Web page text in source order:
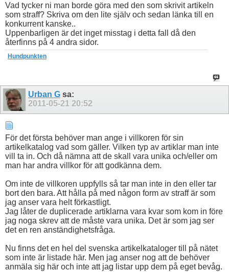
Vad tycker ni man borde göra med den som skrivit artikeln
som straff? Skriva om den lite själv och sedan länka till en
konkurrent kanske..
Uppenbarligen är det inget misstag i detta fall då den
återfinns på 4 andra sidor.
Hundpunkten
Urban G sa:
2011-05-21 20:52
För det första behöver man ange i villkoren för sin
artikelkatalog vad som gäller. Vilken typ av artiklar man inte
vill ta in. Och då nämna att de skall vara unika och/eller om
man har andra villkor för att godkänna dem.
Om inte de villkoren uppfylls så tar man inte in den eller tar
bort den bara. Att hålla på med någon form av straff är som
jag anser vara helt förkastligt.
Jag låter de duplicerade artiklarna vara kvar som kom in före
jag noga skrev att de måste vara unika. Det är som jag ser
det en ren anständighetsfråga.
Nu finns det en hel del svenska artikelkataloger till på nätet
som inte är listade här. Men jag anser nog att de behöver
anmäla sig här och inte att jag listar upp dem på eget bevåg.